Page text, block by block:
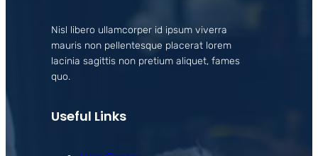
Nisl libero ullamcorper id ipsum viverra
mauris non pellentesque placerat lorem
lacinia sagittis non pretium aliquet, fames
quo.
Useful Links